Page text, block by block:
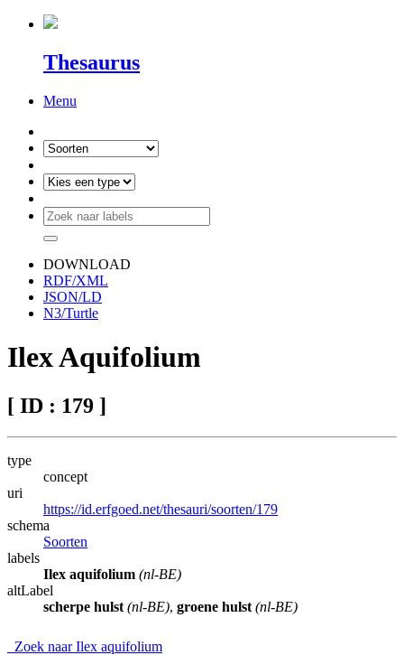
Thesaurus
Menu
DOWNLOAD
RDF/XML
JSON/LD
N3/Turtle
Ilex Aquifolium
[ ID : 179 ]
type
concept
uri
https://id.erfgoed.net/thesauri/soorten/179
schema
Soorten
labels
Ilex aquifolium (nl-BE)
altLabel
scherpe hulst (nl-BE), groene hulst (nl-BE)
Zoek naar Ilex aquifolium